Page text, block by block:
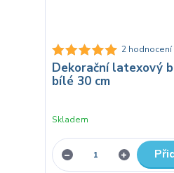
2 hodnocení
Dekorační latexový
bílé 30 cm
Skladem